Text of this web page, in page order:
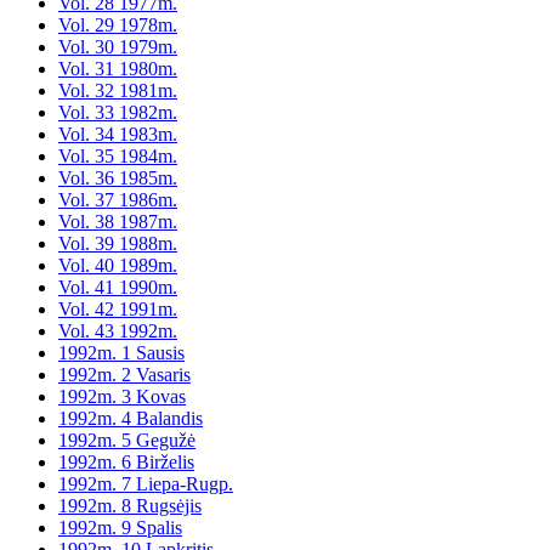
Vol. 29 1978m.
Vol. 30 1979m.
Vol. 31 1980m.
Vol. 32 1981m.
Vol. 33 1982m.
Vol. 34 1983m.
Vol. 35 1984m.
Vol. 36 1985m.
Vol. 37 1986m.
Vol. 38 1987m.
Vol. 39 1988m.
Vol. 40 1989m.
Vol. 41 1990m.
Vol. 42 1991m.
Vol. 43 1992m.
1992m. 1 Sausis
1992m. 2 Vasaris
1992m. 3 Kovas
1992m. 4 Balandis
1992m. 5 Gegužė
1992m. 6 Birželis
1992m. 7 Liepa-Rugp.
1992m. 8 Rugsėjis
1992m. 9 Spalis